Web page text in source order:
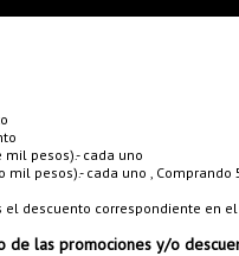
pesos).- cada uno
pesos).- cada uno ,
descuento correspondiente en
de las promociones y/o